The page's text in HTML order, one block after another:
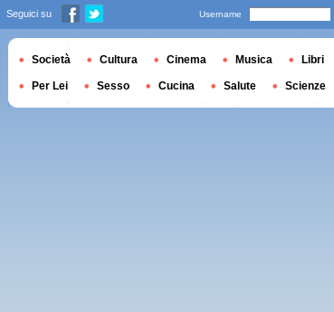
Seguici su Username
Società Cultura Cinema Musica Libri
Per Lei Sesso Cucina Salute Scienze